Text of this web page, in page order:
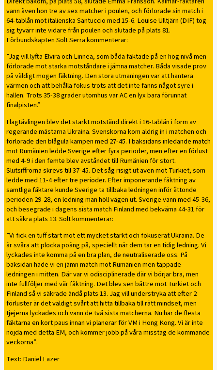
vann även hon tre av sex matcher i poulen, och förlorade sin match i
64-tablån mot italienska Santuccio med 15-6. Louise Ulltjärn (DIF) tog
sig tyvärr inte vidare från poulen och slutade på plats 81.
Förbundskapten Solt Serra kommenterar:
”Jag vill lyfta Elvira och Linnea, som båda fäktade på en hög nivå men
förlorade mot starka motståndare i jämna matcher. Båda visade prov
på väldigt mogen fäktning. Den stora utmaningen var att hantera
värmen och att behålla fokus trots att det inte fanns något syre i
hallen. Trots 35-38 grader utomhus var AC en lyx bara förunnat
finalpisten.”
I lagtävlingen blev det starkt motstånd direkt i 16-tablån i form av
regerande mästarna Ukraina. Svenskorna kom aldrig in i matchen och
förlorade den blågula kampen med 27-45. I baksidans inledande match
mot Rumänien ledde Sverige efter fyra perioder, men efter en förlust
med 4-9 i den femte blev avståndet till Rumänien för stort.
Slutsiffrorna skrevs till 37-45. Det såg risigt ut även mot Turkiet, som
ledde med 11-4 efter tre perioder. Efter imponerande fäktning av
samtliga fäktare kunde Sverige ta tillbaka ledningen inför åttonde
perioden 29-28, en ledning man höll vägen ut. Sverige vann med 45-36,
och besegrade i dagens sista match Finland med bekväma 44-31 för
att säkra plats 13. Solt kommenterar:
”Vi fick en tuff start mot ett mycket starkt och fokuserat Ukraina. De
är svåra att plocka poäng på, speciellt när dem tar en tidig ledning. Vi
lyckades inte komma på en bra plan, de neutraliserade oss. På
baksidan hade vi en jämn match mot Rumänien men tappade
ledningen i mitten. Där var vi odisciplinerade där vi börjar bra, men
inte fullföljer med vår fäktning. Det blev sen bättre mot Turkiet och
Finland så vi säkrade ändå plats 13. Jag vill understryka att efter 2
förluster är det väldigt svårt att hitta tillbaka till rätt mindset, men
tjejerna lyckades och vann de två sista matcherna. Nu har de flesta
fäktarna en kort paus innan vi planerar för VM i Hong Kong. Vi är inte
nöjda med detta EM, och kommer jobb på våra misstag de kommande
veckorna”.
Text: Daniel Lazer